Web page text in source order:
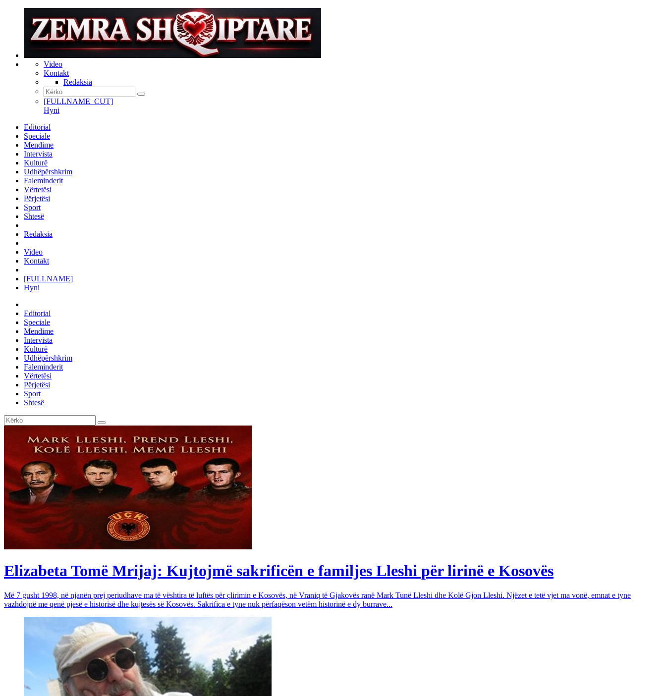
Video
Kontakt
Redaksia
[FULLNAME_CUT]
Hyni
Editorial
Speciale
Mendime
Intervista
Kulturë
Udhëpërshkrim
Faleminderit
Vërtetësi
Përjetësi
Sport
Shtesë
Redaksia
Video
Kontakt
[FULLNAME]
Hyni
Editorial
Speciale
Mendime
Intervista
Kulturë
Udhëpërshkrim
Faleminderit
Vërtetësi
Përjetësi
Sport
Shtesë
Elizabeta Tomë Mrijaj: Kujtojmë sakrificën e familjes Lleshi për lirinë e Kosovës
Më 7 gusht 1998, në njanën prej periudhave ma të vështira të luftës për çlirimin e Kosovës, në Vraniq të Gjakovës ranë Mark Tunë Lleshi dhe Kolë Gjon Lleshi. Njëzet e tetë vjet ma vonë, emnat e tyne
vazhdojnë me qenë pjesë e historisë dhe kujtesës së Kosovës. Sakrifica e tyne nuk përfaqëson vetëm historinë e dy burrave...